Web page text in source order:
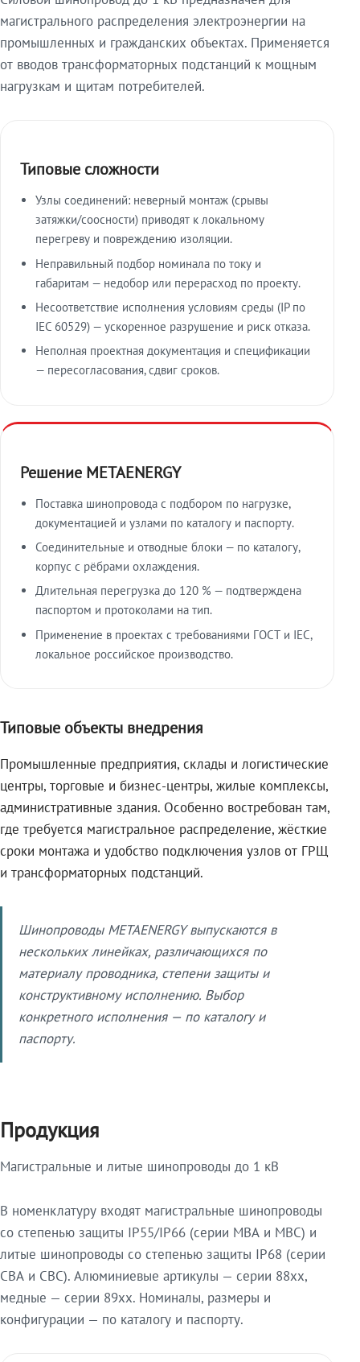
магистрального распределения электроэнергии на
промышленных и гражданских объектах. Применяется
от вводов трансформаторных подстанций к мощным
нагрузкам и щитам потребителей.
Типовые сложности
Узлы соединений: неверный монтаж (срывы
затяжки/соосности) приводят к локальному
перегреву и повреждению изоляции.
Неправильный подбор номинала по току и
габаритам — недобор или перерасход по проекту.
Несоответствие исполнения условиям среды (IP по
IEC 60529) — ускоренное разрушение и риск отказа.
Неполная проектная документация и спецификации
— пересогласования, сдвиг сроков.
Решение METAENERGY
Поставка шинопровода с подбором по нагрузке,
документацией и узлами по каталогу и паспорту.
Соединительные и отводные блоки — по каталогу,
корпус с рёбрами охлаждения.
Длительная перегрузка до 120 % — подтверждена
паспортом и протоколами на тип.
Применение в проектах с требованиями ГОСТ и IEC,
локальное российское производство.
Типовые объекты внедрения
Промышленные предприятия, склады и логистические
центры, торговые и бизнес-центры, жилые комплексы,
административные здания. Особенно востребован там,
где требуется магистральное распределение, жёсткие
сроки монтажа и удобство подключения узлов от ГРЩ
и трансформаторных подстанций.
Шинопроводы METAENERGY выпускаются в
нескольких линейках, различающихся по
материалу проводника, степени защиты и
конструктивному исполнению. Выбор
конкретного исполнения — по каталогу и
паспорту.
Продукция
Магистральные и литые шинопроводы до 1 кВ
В номенклатуру входят магистральные шинопроводы
со степенью защиты IP55/IP66 (серии МВА и МВС) и
литые шинопроводы со степенью защиты IP68 (серии
СВА и СВС). Алюминиевые артикулы — серии 88xx,
медные — серии 89xx. Номиналы, размеры и
конфигурации — по каталогу и паспорту.